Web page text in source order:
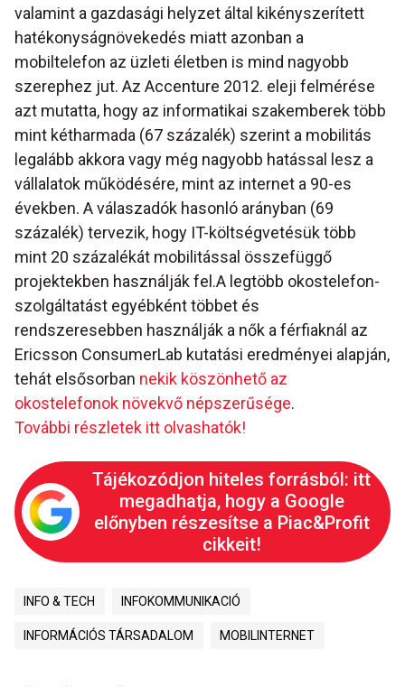
valamint a gazdasági helyzet által kikényszerített
hatékonyságnövekedés miatt azonban a
mobiltelefon az üzleti életben is mind nagyobb
szerephez jut. Az Accenture 2012. eleji felmérése
azt mutatta, hogy az informatikai szakemberek több
mint kétharmada (67 százalék) szerint a mobilitás
legalább akkora vagy még nagyobb hatással lesz a
vállalatok működésére, mint az internet a 90-es
években. A válaszadók hasonló arányban (69
százalék) tervezik, hogy IT-költségvetésük több
mint 20 százalékát mobilitással összefüggő
projektekben használják fel.A legtöbb okostelefon-
szolgáltatást egyébként többet és
rendszeresebben használják a nők a férfiaknál az
Ericsson ConsumerLab kutatási eredményei alapján,
tehát elsősorban nekik köszönhető az
okostelefonok növekvő népszerűsége.
További részletek itt olvashatók!
Tájékozódjon hiteles forrásból: itt
megadhatja, hogy a Google
előnyben részesítse a Piac&Profit
cikkeit!
INFO & TECH INFOKOMMUNIKACIÓ
INFORMÁCIÓS TÁRSADALOM MOBILINTERNET